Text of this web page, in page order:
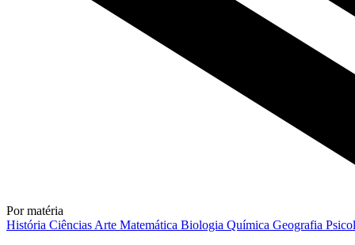
Por matéria
História Ciências Arte Matemática Biologia Química Geografia